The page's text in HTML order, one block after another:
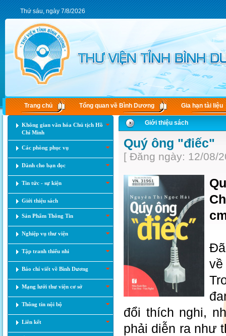
Thứ sáu, ngày 7/8/2026
Trang chủ Tổng quan về Bình Dương Gia hạn tài liệu
Không gian văn hóa Chủ tịch Hồ
Chí Minh
Các phòng phục vụ
Dành cho bạn đọc
Tin tức - sự kiện
Giới thiệu sách
Sản Phẩm Thông Tin
Nghiệp vụ thư viện
Tập tranh thiếu nhi
Báo chí viết về Bình Dương
Mạng lưới thư viện cơ sở
Thông tin nội bộ
Liên kết
Giới thiệu sách
Quý ông "điếc"
[ Đăng ngày: 12/08/
đổi thích nghi,
phải diễn ra như